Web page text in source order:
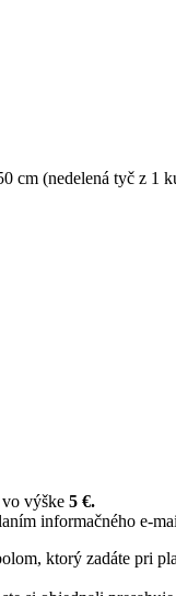
cm (nedelená tyč z 1
výške 5 €.
informačného e-
ktorý zadáte pri